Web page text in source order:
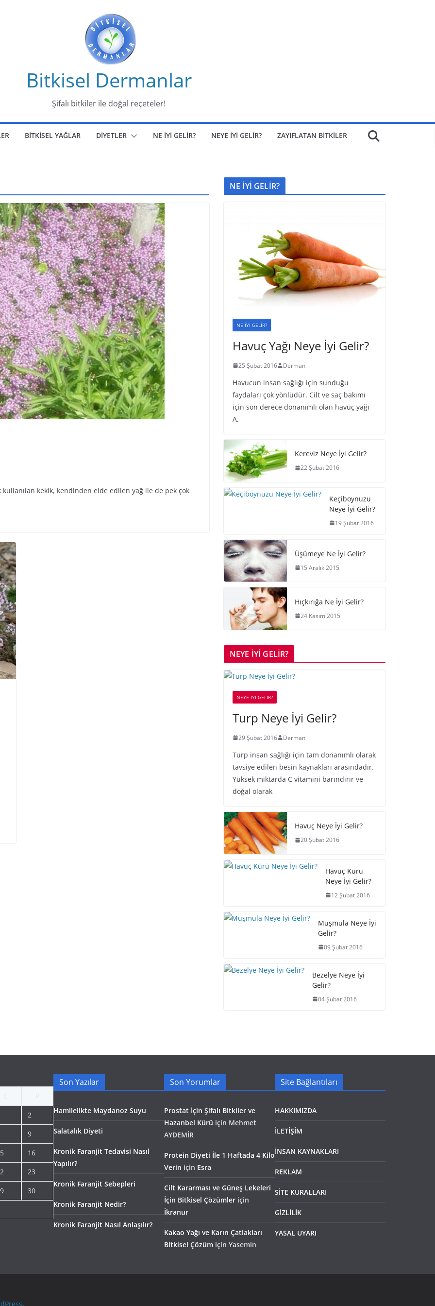
Bitkisel Dermanlar
Şifalı bitkiler ile doğal reçeteler!
BİTKİSEL YAĞLAR DİYETLER NE İYİ GELİR? NEYE İYİ GELİR? ZAYIFLATAN BİTKİLER
kullanılan kekik, kendinden elde edilen yağ ile de pek çok
NE İYİ GELİR?
NE İYİ GELİR?
Havuç Yağı Neye İyi Gelir?
25 Şubat 2016 Derman
Havucun insan sağlığı için sunduğu
faydaları çok yönlüdür. Cilt ve saç bakımı
için son derece donanımlı olan havuç yağı
A,
Kereviz Neye İyi Gelir?
22 Şubat 2016
Keçiboynuzu
Neye İyi Gelir?
19 Şubat 2016
Üşümeye Ne İyi Gelir?
15 Aralık 2015
Hıçkırığa Ne İyi Gelir?
24 Kasım 2015
NEYE İYİ GELİR?
NEYE İYİ GELİR?
Turp Neye İyi Gelir?
29 Şubat 2016 Derman
Turp insan sağlığı için tam donanımlı olarak
tavsiye edilen besin kaynakları arasındadır.
Yüksek miktarda C vitamini barındırır ve
doğal olarak
Havuç Neye İyi Gelir?
20 Şubat 2016
Havuç Kürü
Neye İyi Gelir?
12 Şubat 2016
Muşmula Neye İyi
Gelir?
09 Şubat 2016
Bezelye Neye İyi
Gelir?
04 Şubat 2016
2
9
16
23
30
Son Yazılar
Hamilelikte Maydanoz Suyu
Salatalık Diyeti
Kronik Faranjit Tedavisi Nasıl
Yapılır?
Kronik Faranjit Sebepleri
Kronik Faranjit Nedir?
Kronik Faranjit Nasıl Anlaşılır?
Son Yorumlar
Prostat İçin Şifalı Bitkiler ve
Hazanbel Kürü için Mehmet
AYDEMİR
Protein Diyeti İle 1 Haftada 4 Kilo
Verin için Esra
Cilt Kararması ve Güneş Lekeleri
İçin Bitkisel Çözümler için
İkranur
Kakao Yağı ve Karın Çatlakları
Bitkisel Çözüm için Yasemin
Site Bağlantıları
HAKKIMIZDA
İLETİŞİM
İNSAN KAYNAKLARI
REKLAM
SİTE KURALLARI
GİZLİLİK
YASAL UYARI
.